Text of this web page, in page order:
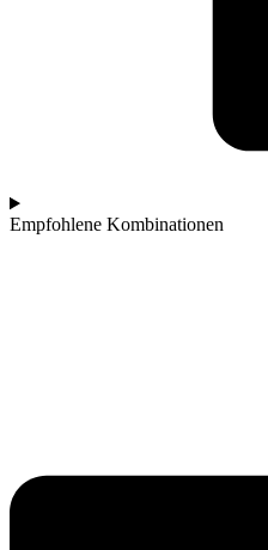
Empfohlene Kombinationen